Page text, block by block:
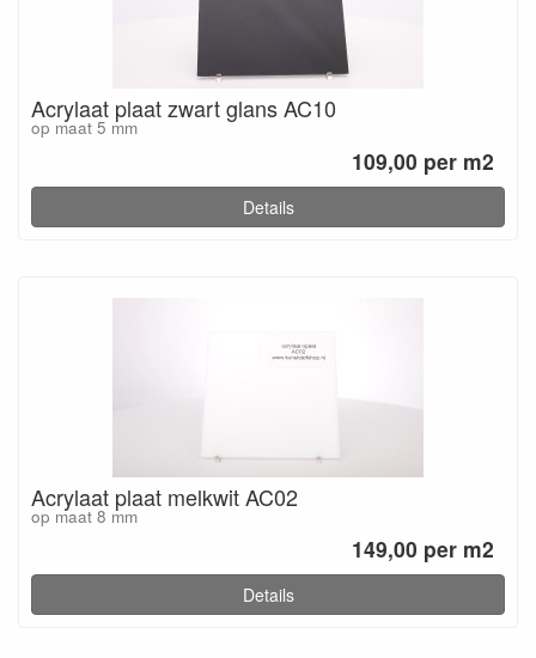
Acrylaat plaat zwart glans AC10
op maat 5 mm
109,00 per m2
Details
Acrylaat plaat melkwit AC02
op maat 8 mm
149,00 per m2
Details